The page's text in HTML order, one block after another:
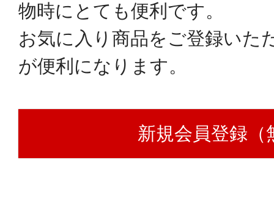
物時にとても便利です。
お気に入り商品をご登録いた
が便利になります。
新規会員登録（